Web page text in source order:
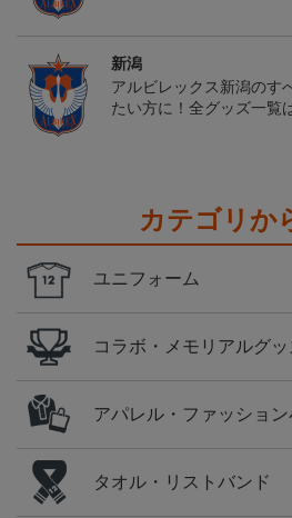
新潟
アルビレックス新潟のす
たい方に！全グッズ一覧
カテゴリか
ユニフォーム
コラボ・メモリアルグッ
アパレル・ファッション
タオル・リストバンド